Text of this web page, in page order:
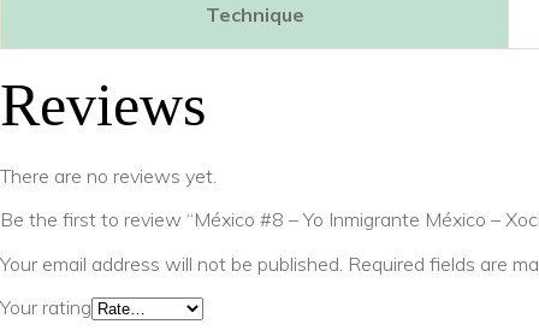
Technique
Reviews
There are no reviews yet.
Be the first to review “México #8 – Yo Inmigrante México –
Your email address will not be published. Required fields are
Your rating